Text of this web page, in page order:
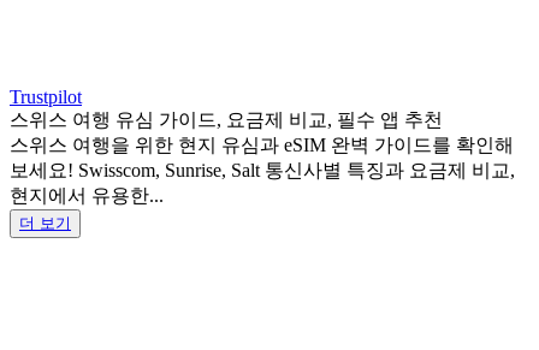
Trustpilot
스위스 여행 유심 가이드, 요금제 비교, 필수 앱 추천
스위스 여행을 위한 현지 유심과 eSIM 완벽 가이드를 확인해
보세요! Swisscom, Sunrise, Salt 통신사별 특징과 요금제 비교,
현지에서 유용한...
더 보기